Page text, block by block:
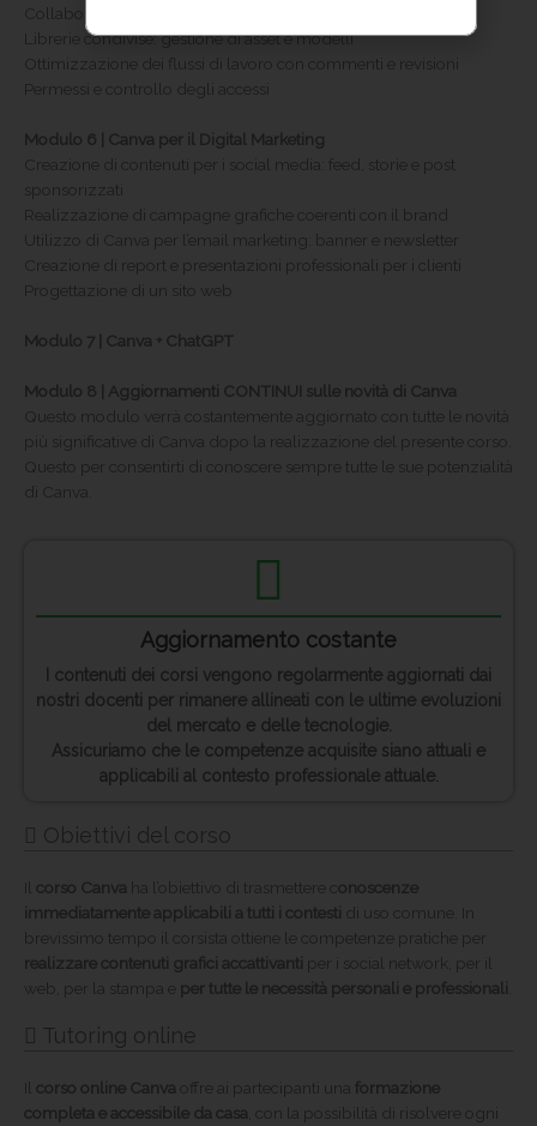
Collaborazione in tempo reale sui progetti
Librerie condivise: gestione di asset e modelli
Ottimizzazione dei flussi di lavoro con commenti e revisioni
Permessi e controllo degli accessi
Modulo 6 | Canva per il Digital Marketing
Creazione di contenuti per i social media: feed, storie e post
sponsorizzati
Realizzazione di campagne grafiche coerenti con il brand
Utilizzo di Canva per l’email marketing: banner e newsletter
Creazione di report e presentazioni professionali per i clienti
Progettazione di un sito web
Modulo 7 | Canva + ChatGPT
Modulo 8 | Aggiornamenti CONTINUI sulle novità di Canva
Questo modulo verrà costantemente aggiornato con tutte le novità
più significative di Canva dopo la realizzazione del presente corso.
Questo per consentirti di conoscere sempre tutte le sue potenzialità
di Canva.
Aggiornamento costante
I contenuti dei corsi vengono regolarmente aggiornati dai
nostri docenti per rimanere allineati con le ultime evoluzioni
del mercato e delle tecnologie.
Assicuriamo che le competenze acquisite siano attuali e
applicabili al contesto professionale attuale.
Obiettivi del corso
Il corso Canva ha l’obiettivo di trasmettere c onoscenze
immediatamente applicabili a tutti i contesti di uso comune. In
brevissimo tempo il corsista ottiene le competenze pratiche per
realizzare contenuti grafici accattivanti per i social network, per il
web, per la stampa e per tutte le necessità personali e professionali
Tutoring online
Il corso online Canva offre ai partecipanti una formazione
completa e accessibile da casa , con la possibilità di risolvere ogni